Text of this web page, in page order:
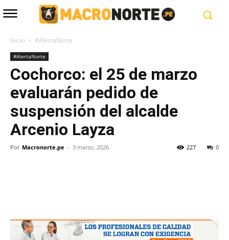
Inicio #AlertaNorte
#AlertaNorte
Cochorco: el 25 de marzo
evaluarán pedido de
suspensión del alcalde
Arcenio Layza
Por Macronorte.pe - 3 marzo, 2026 0
227